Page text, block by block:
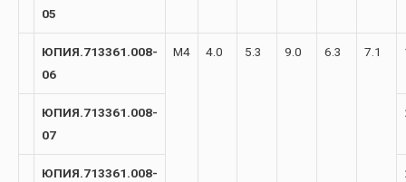
05
ЮПИЯ.713361.008-
06
М4 4.0 5.3 9.0 6.3 7.1
ЮПИЯ.713361.008-
07
ЮПИЯ.713361.008-